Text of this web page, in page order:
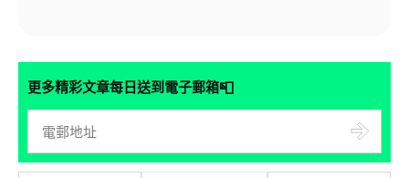
更多精彩文章每日送到電子郵箱📮